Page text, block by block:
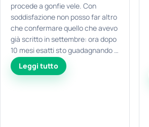
procede a gonfie vele. Con
soddisfazione non posso far altro
che confermare quello che avevo
già scritto in settembre: ora dopo
10 mesi esatti sto guadagnando il
35% sulle somme investite,
superando agilmente questi
Leggi tutto